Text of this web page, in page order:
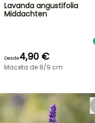
Lavanda angustifolia
Middachten
Desde4,90 €
Maceta de 8/9 cm